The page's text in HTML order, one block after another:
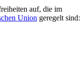
auf, die im
Union geregelt sind: